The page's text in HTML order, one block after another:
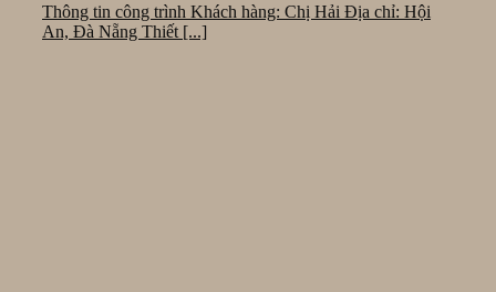
Thông tin công trình Khách hàng: Chị Hải Địa chỉ: Hội
An, Đà Nẵng Thiết [...]